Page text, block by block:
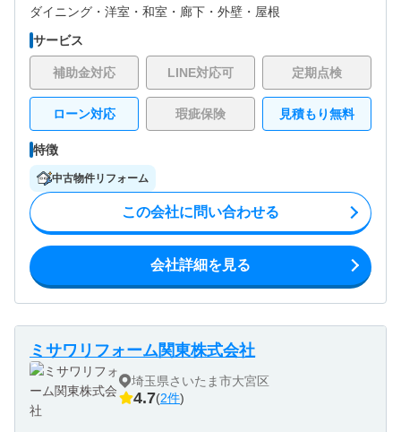
ダイニング・ 洋室・ 和室・ 廊下・ 外壁・ 屋根
サービス
補助金対応 LINE対応可 定期点検
ローン対応 瑕疵保険 見積もり無料
特徴
中古物件リフォーム
この会社に問い合わせる
会社詳細を見る
ミサワリフォーム関東株式会社
埼玉県さいたま市大宮区
4.7(2件)